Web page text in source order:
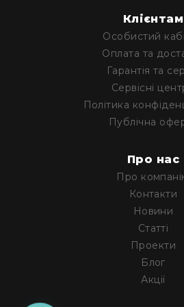
RF
кабелі
RF
роз'їєми
Тайм-
коди
тайм-
Приймачі
та
Дисплеї
та
Мікрофони
Клієнтам
Особистий
Оплата та
Гарантія та
Сервісні
Політика
Публічна
Про нас
Про
Контакти
Новини
Статті
Проекти
Блог
Акції